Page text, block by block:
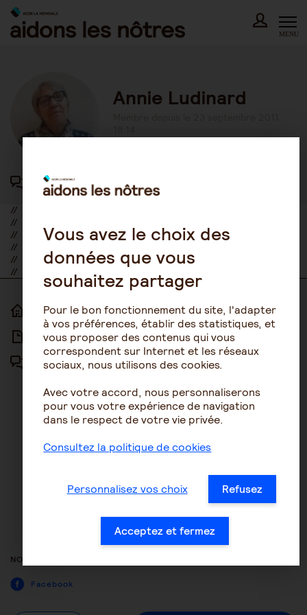
Skip
content
MENU
Annie Ludinard
417 participations au forum
//
//
//
//
//
//
ACCUEIL
ARTICLES
FORUM
ACCESSIBILITÉ
NOUS CONTACTER
MENTIONS LÉGALES
PLAN DU SITE
CONDITIONS GÉNÉRALES
GESTION DES COOKIES
ACCESSIBILITÉ : NON
CONFORME
NOUS SUIVRE
Facebook
Vous avez le choix des
données que vous
souhaitez partager
Pour le bon fonctionnement du site, l'adapter
à vos préférences, établir des statistiques, et
vous proposer des contenus qui vous
correspondent sur Internet et les réseaux
sociaux, nous utilisons des cookies.
Avec votre accord, nous personnaliserons
pour vous votre expérience de navigation
dans le respect de votre vie privée.
Consultez la politique de cookies
Personnalisez vos choix Refusez
Acceptez et fermez